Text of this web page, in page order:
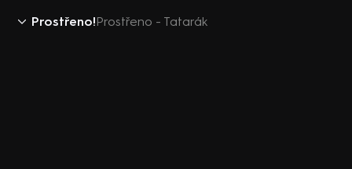
Prostřeno!Prostřeno - Tatarák